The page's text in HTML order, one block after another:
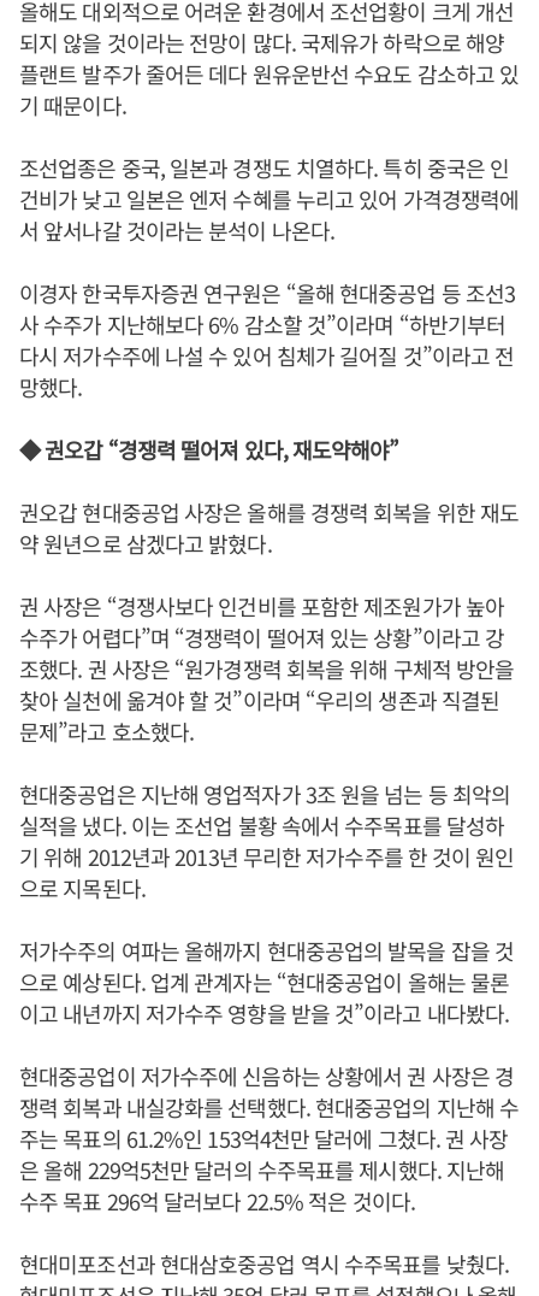
올해도 대외적으로 어려운 환경에서 조선업황이 크게 개선
되지 않을 것이라는 전망이 많다. 국제유가 하락으로 해양
플랜트 발주가 줄어든 데다 원유운반선 수요도 감소하고 있
기 때문이다.
조선업종은 중국, 일본과 경쟁도 치열하다. 특히 중국은 인
건비가 낮고 일본은 엔저 수혜를 누리고 있어 가격경쟁력에
서 앞서나갈 것이라는 분석이 나온다.
이경자 한국투자증권 연구원은 “올해 현대중공업 등 조선3
사 수주가 지난해보다 6% 감소할 것”이라며 “하반기부터
다시 저가수주에 나설 수 있어 침체가 길어질 것”이라고 전
망했다.
◆ 권오갑 “경쟁력 떨어져 있다, 재도약해야”
권오갑 현대중공업 사장은 올해를 경쟁력 회복을 위한 재도
약 원년으로 삼겠다고 밝혔다.
권 사장은 “경쟁사보다 인건비를 포함한 제조원가가 높아
수주가 어렵다”며 “경쟁력이 떨어져 있는 상황”이라고 강
조했다. 권 사장은 “원가경쟁력 회복을 위해 구체적 방안을
찾아 실천에 옮겨야 할 것”이라며 “우리의 생존과 직결된
문제”라고 호소했다.
현대중공업은 지난해 영업적자가 3조 원을 넘는 등 최악의
실적을 냈다. 이는 조선업 불황 속에서 수주목표를 달성하
기 위해 2012년과 2013년 무리한 저가수주를 한 것이 원인
으로 지목된다.
저가수주의 여파는 올해까지 현대중공업의 발목을 잡을 것
으로 예상된다. 업계 관계자는 “현대중공업이 올해는 물론
이고 내년까지 저가수주 영향을 받을 것”이라고 내다봤다.
현대중공업이 저가수주에 신음하는 상황에서 권 사장은 경
쟁력 회복과 내실강화를 선택했다. 현대중공업의 지난해 수
주는 목표의 61.2%인 153억4천만 달러에 그쳤다. 권 사장
은 올해 229억5천만 달러의 수주목표를 제시했다. 지난해
수주 목표 296억 달러보다 22.5% 적은 것이다.
현대미포조선과 현대삼호중공업 역시 수주목표를 낮췄다.